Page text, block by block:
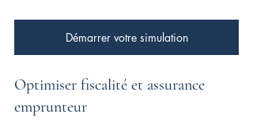
Démarrer votre simulation
Optimiser fiscalité et assurance
emprunteur